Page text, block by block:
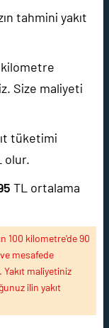
tahmini yakıt
kilometre
Size maliyeti
tüketimi
olur.
TL ortalama
100 kilometre'de 90
ve mesafede
Yakıt maliyetiniz
ilin yakıt